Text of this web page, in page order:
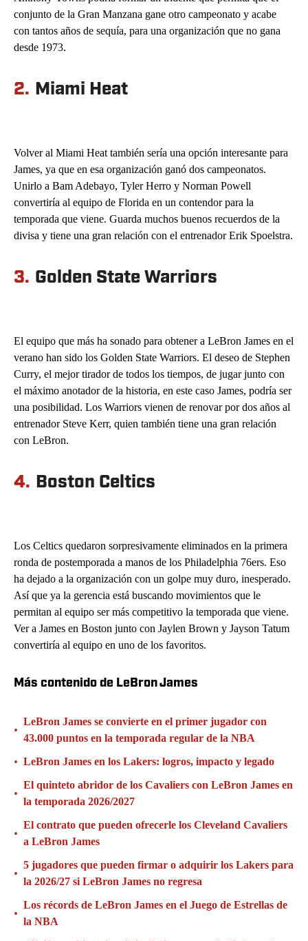
conjunto de la Gran Manzana gane otro campeonato y acabe
con tantos años de sequía, para una organización que no gana
desde 1973.
2. Miami Heat
Volver al Miami Heat también sería una opción interesante para
James, ya que en esa organización ganó dos campeonatos.
Unirlo a Bam Adebayo, Tyler Herro y Norman Powell
convertiría al equipo de Florida en un contendor para la
temporada que viene. Guarda muchos buenos recuerdos de la
divisa y tiene una gran relación con el entrenador Erik Spoelstra.
3. Golden State Warriors
El equipo que más ha sonado para obtener a LeBron James en el
verano han sido los Golden State Warriors. El deseo de Stephen
Curry, el mejor tirador de todos los tiempos, de jugar junto con
el máximo anotador de la historia, en este caso James, podría ser
una posibilidad. Los Warriors vienen de renovar por dos años al
entrenador Steve Kerr, quien también tiene una gran relación
con LeBron.
4. Boston Celtics
Los Celtics quedaron sorpresivamente eliminados en la primera
ronda de postemporada a manos de los Philadelphia 76ers. Eso
ha dejado a la organización con un golpe muy duro, inesperado.
Así que ya la gerencia está buscando movimientos que le
permitan al equipo ser más competitivo la temporada que viene.
Ver a James en Boston junto con Jaylen Brown y Jayson Tatum
convertiría al equipo en uno de los favoritos.
Más contenido de LeBron James
•
LeBron James se convierte en el primer jugador con
43.000 puntos en la temporada regular de la NBA
• LeBron James en los Lakers: logros, impacto y legado
•
El quinteto abridor de los Cavaliers con LeBron James en
la temporada 2026/2027
•
El contrato que pueden ofrecerle los Cleveland Cavaliers
a LeBron James
•
5 jugadores que pueden firmar o adquirir los Lakers para
la 2026/27 si LeBron James no regresa
•
Los récords de LeBron James en el Juego de Estrellas de
la NBA